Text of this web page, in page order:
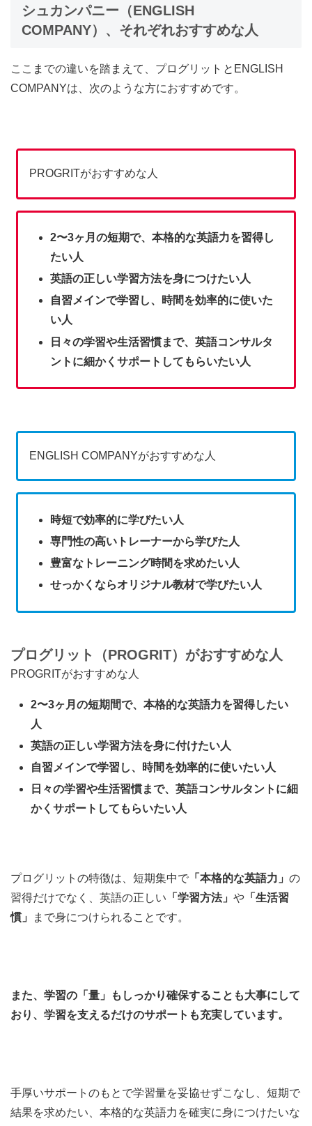
シュカンパニー（ENGLISH
COMPANY）、それぞれおすすめな人
ここまでの違いを踏まえて、プログリット とENGLISH
COMPANYは、次のような方におすすめです。
PROGRITがおすすめな人
2〜3ヶ月の短期で、本格的な英語力を習得し
たい人
英語の正しい学習方法を身につけたい人
自習メインで学習し、時間を効率的に使いた
い人
日々の学習や生活習慣まで、英語コンサルタ
ントに細かくサポートしてもらいたい人
ENGLISH COMPANYがおすすめな人
時短で効率的に学びたい人
専門性の高いトレーナーから学びた人
豊富なトレーニング時間を求めたい人
せっかくならオリジナル教材で学びたい人
プログリット（PROGRIT）がおすすめな人
PROGRITがおすすめな人
2〜3ヶ月の短期間で、本格的な英語力を習得したい
人
英語の正しい学習方法を身に付けたい人
自習メインで学習し、時間を効率的に使いたい人
日々の学習や生活習慣まで、英語コンサルタントに細
かくサポートしてもらいたい人
プログリットの特徴は、短期集中で 「本格的な英語力」 の
習得だけでなく、英語の正しい 「学習方法」 や 「生活習
慣」
まで身につけられることです。
また、学習の「量」もしっかり確保することも大事にして
おり、学習を支えるだけのサポートも充実しています。
手厚いサポートのもとで学習量を妥協せずこなし、短期で
結果を求めたい、本格的な英語力を確実に身につけたいな